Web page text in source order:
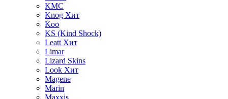
KMC
Knog Хит
Koo
KS (Kind Shock)
Leatt Хит
Limar
Lizard Skins
Look Хит
Magene
Marin
Maxxis